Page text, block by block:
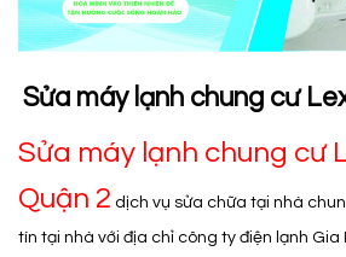
Sửa máy lạnh chung cư
Sửa máy lạnh chung cư
Quận 2 dịch vụ sửa chữa tại nhà
tín tại nhà với địa chỉ công ty điện lạnh Gia